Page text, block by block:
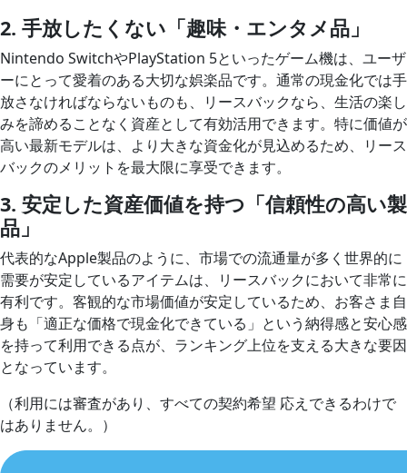
2. 手放したくない「趣味・エンタメ品」
Nintendo SwitchやPlayStation 5といったゲーム機は、ユーザ
ーにとって愛着のある大切な娯楽品です。通常の現金化では手
放さなければならないものも、リースバックなら、生活の楽し
みを諦めることなく資産として有効活用できます。特に価値が
高い最新モデルは、より大きな資金化が見込めるため、リース
バックのメリットを最大限に享受できます。
3. 安定した資産価値を持つ「信頼性の高い製
品」
代表的なApple製品のように、市場での流通量が多く世界的に
需要が安定しているアイテムは、リースバックにおいて非常に
有利です。客観的な市場価値が安定しているため、お客さま自
身も「適正な価格で現金化できている」という納得感と安心感
を持って利用できる点が、ランキング上位を支える大きな要因
となっています。
（利用には審査があり、すべての契約希望 応えできるわけで
はありません。）